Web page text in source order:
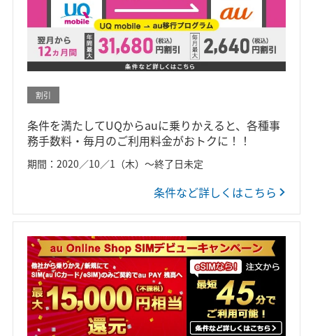
割引
条件を満たしてUQからauに乗りかえると、各種事
務手数料・毎月のご利用料金がおトクに！！
期間：2020／10／1（木）～終了日未定
条件など詳しくはこちら